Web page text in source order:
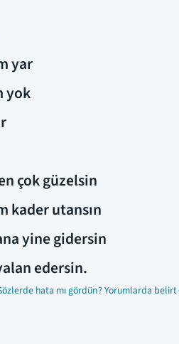
yar
yok
çok güzelsin
kader utansın
yine gidersin
edersin.
hata mı gördün? Yorumlarda belirt